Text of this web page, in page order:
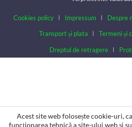
Cookies policy Impressum Despre
Transport și plata
Termeni și
Dreptul de retragere
Acest site web folosește cookie-uri,
funcționarea tehnică a site-ului web și